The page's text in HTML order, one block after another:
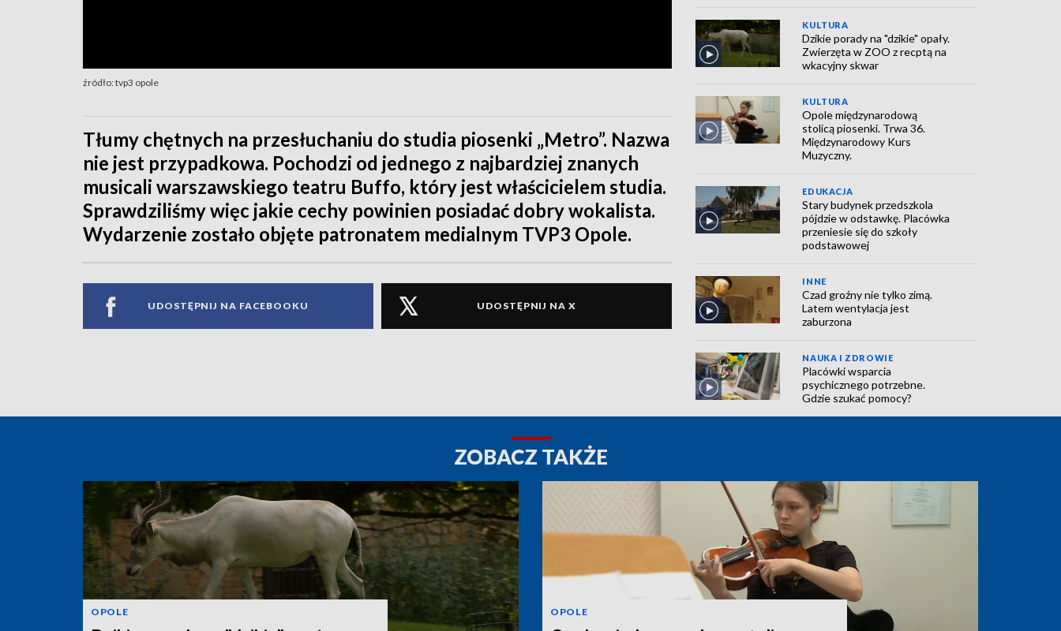
źródło: tvp3 opole
Tłumy chętnych na przesłuchaniu do studia piosenki „Metro”. Nazwa
nie jest przypadkowa. Pochodzi od jednego z najbardziej znanych
musicali warszawskiego teatru Buffo, który jest właścicielem studia.
Sprawdziliśmy więc jakie cechy powinien posiadać dobry wokalista.
Wydarzenie zostało objęte patronatem medialnym TVP3 Opole.
UDOSTĘPNIJ NA FACEBOOKU UDOSTĘPNIJ NA X
KULTURA
Dzikie porady na "dzikie" opały.
Zwierzęta w ZOO z recptą na
wkacyjny skwar
KULTURA
Opole międzynarodową
stolicą piosenki. Trwa 36.
Międzynarodowy Kurs
Muzyczny.
EDUKACJA
Stary budynek przedszkola
pójdzie w odstawkę. Placówka
przeniesie się do szkoły
podstawowej
INNE
Czad groźny nie tylko zimą.
Latem wentylacja jest
zaburzona
NAUKA I ZDROWIE
Placówki wsparcia
psychicznego potrzebne.
Gdzie szukać pomocy?
ZOBACZ TAKŻE
OPOLE OPOLE